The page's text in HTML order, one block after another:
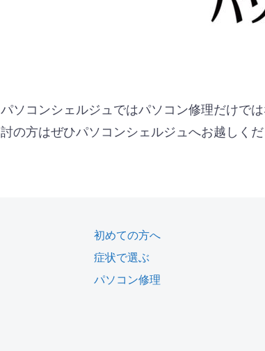
パソコンシェルジュではパソコン修理だけで
討の方はぜひパソコンシェルジュへお越しくだ
初めての方へ
症状で選ぶ
パソコン修理